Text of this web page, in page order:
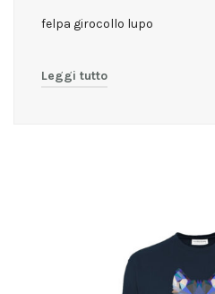
felpa girocollo lupo
Leggi tutto